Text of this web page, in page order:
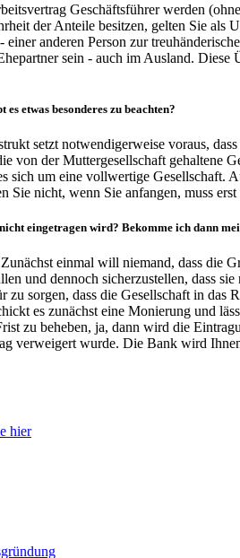
Geschäftsführer werden
der Anteile besitzen, gelten Sie als
anderen Person zur
sein - auch im Ausland. Diese
es etwas besonderes zu beachten?
setzt notwendigerweise voraus,
von der Muttergesellschaft
sich um eine vollwertige Gesellschaft.
Sie nicht, wenn Sie anfangen, muss
nicht eingetragen wird? Bekomme ich dann
einmal will niemand, dass die
und dennoch sicherzustellen, dass
sorgen, dass die Gesellschaft in das
es zunächst eine Monierung und
zu beheben, ja, dann wird die
verweigert wurde. Die Bank wird
hier